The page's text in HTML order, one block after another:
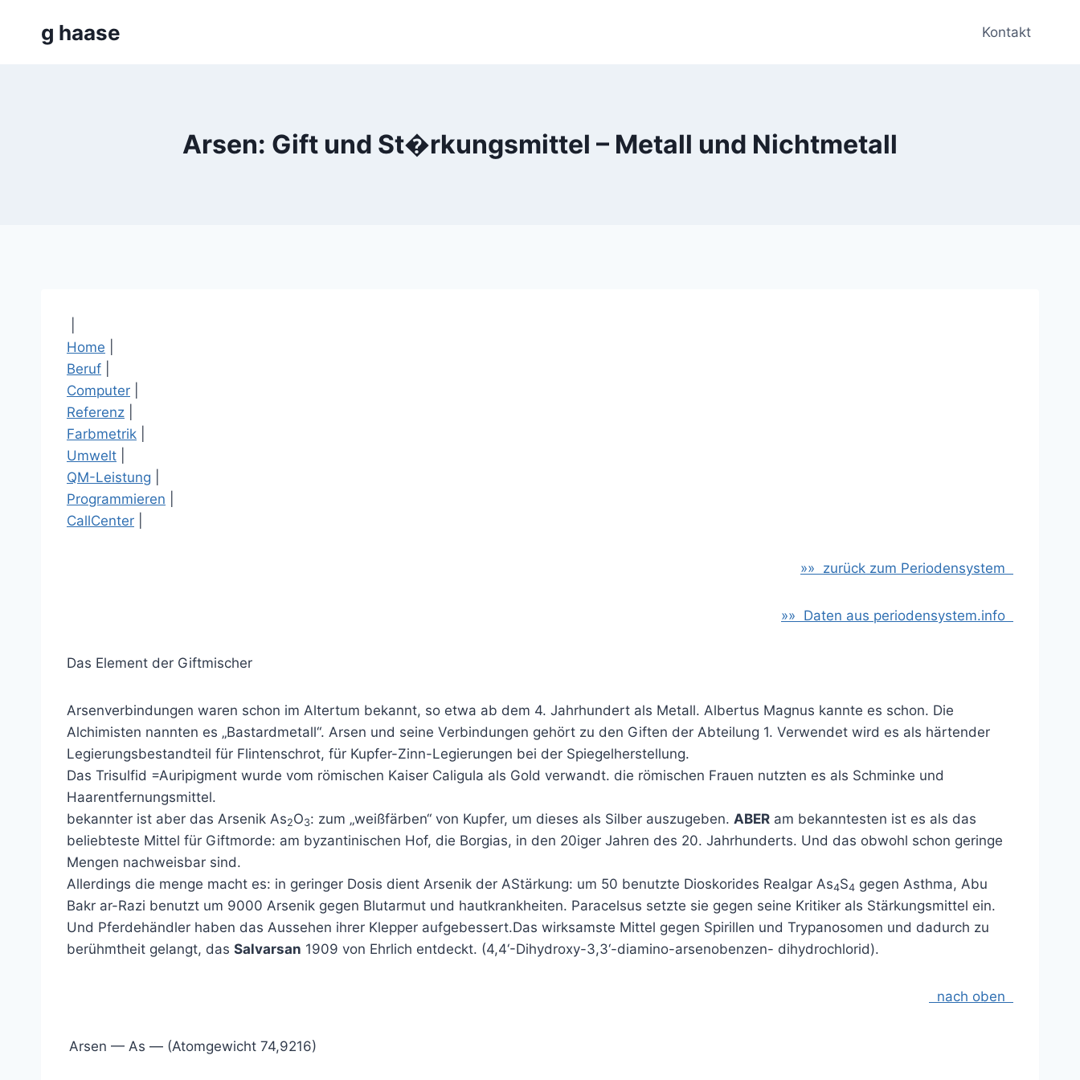
g haase Kontakt
Arsen: Gift und St�rkungsmittel – Metall und Nichtmetall
Home
Beruf
Computer
Referenz
Farbmetrik
Umwelt
QM-Leistung
Programmieren
CallCenter
»» zurück zum Periodensystem
»» Daten aus periodensystem.info
Das Element der Giftmischer
Arsenverbindungen waren schon im Altertum bekannt, so etwa ab dem 4. Jahrhundert als Metall. Albertus Magnus kannte es schon. Die
Alchimisten nannten es „Bastardmetall“. Arsen und seine Verbindungen gehört zu den Giften der Abteilung 1. Verwendet wird es als härtender
Legierungsbestandteil für Flintenschrot, für Kupfer-Zinn-Legierungen bei der Spiegelherstellung.
Das Trisulfid =Auripigment wurde vom römischen Kaiser Caligula als Gold verwandt. die römischen Frauen nutzten es als Schminke und
Haarentfernungsmittel.
bekannter ist aber das Arsenik As2O3: zum „weißfärben“ von Kupfer, um dieses als Silber auszugeben. ABER am bekanntesten ist es als das
beliebteste Mittel für Giftmorde: am byzantinischen Hof, die Borgias, in den 20iger Jahren des 20. Jahrhunderts. Und das obwohl schon geringe
Mengen nachweisbar sind.
Allerdings die menge macht es: in geringer Dosis dient Arsenik der AStärkung: um 50 benutzte Dioskorides Realgar As4S4 gegen Asthma, Abu
Bakr ar-Razi benutzt um 9000 Arsenik gegen Blutarmut und hautkrankheiten. Paracelsus setzte sie gegen seine Kritiker als Stärkungsmittel ein.
Und Pferdehändler haben das Aussehen ihrer Klepper aufgebessert.Das wirksamste Mittel gegen Spirillen und Trypanosomen und dadurch zu
berühmtheit gelangt, das Salvarsan 1909 von Ehrlich entdeckt. (4,4‘-Dihydroxy-3,3‘-diamino-arsenobenzen- dihydrochlorid).
nach oben
Arsen — As — (Atomgewicht 74,9216)